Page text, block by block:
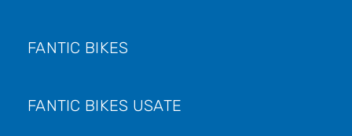
FANTIC BIKES
FANTIC BIKES USATE